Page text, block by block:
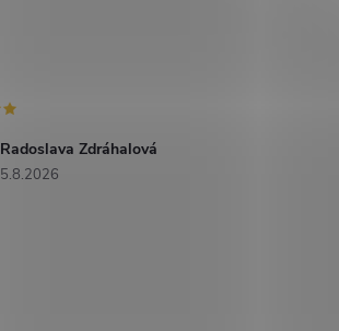
Radoslava Zdráhalová
5.8.2026